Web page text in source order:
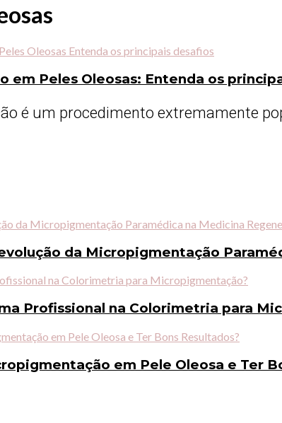
em Peles Oleosas: Entenda os
é um procedimento extremamente
da Micropigmentação
Profissional na Colorimetria para
em Pele Oleosa e Ter